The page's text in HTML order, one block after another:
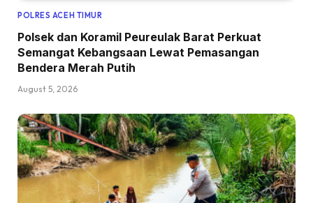
POLRES ACEH TIMUR
Polsek dan Koramil Peureulak Barat Perkuat
Semangat Kebangsaan Lewat Pemasangan
Bendera Merah Putih
August 5, 2026